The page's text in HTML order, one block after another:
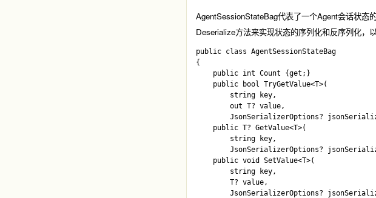
AgentSessionStateBag代表了一个Agent会话状态
Deserialize方法来实现状态的序列化和反序列化，
public class AgentSessionStateBag
{
    public int Count {get;}
    public bool TryGetValue<T>(
        string key,
        out T? value,
JsonSerializerOptions?
    public T? GetValue<T>(
        string key,
JsonSerializerOptions?
    public void SetValue<T>(
        string key,
        T? value,
JsonSerializerOptions?